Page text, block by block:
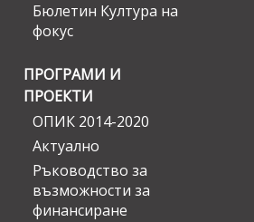
Бюлетин Култура на
фокус
ПРОГРАМИ И
ПРОЕКТИ
ОПИК 2014-2020
Актуално
Ръководство за
възможности за
финансиране